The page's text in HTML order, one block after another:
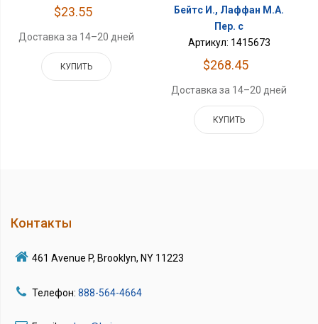
$23.55
Доставка за 14–20 дней
КУПИТЬ
Бейтс И., Лаффан М.А.
Пер. с
Артикул: 1415673
$268.45
Доставка за 14–20 дней
КУПИТЬ
Контакты
461 Avenue P, Brooklyn, NY 11223
Телефон: 888-564-4664